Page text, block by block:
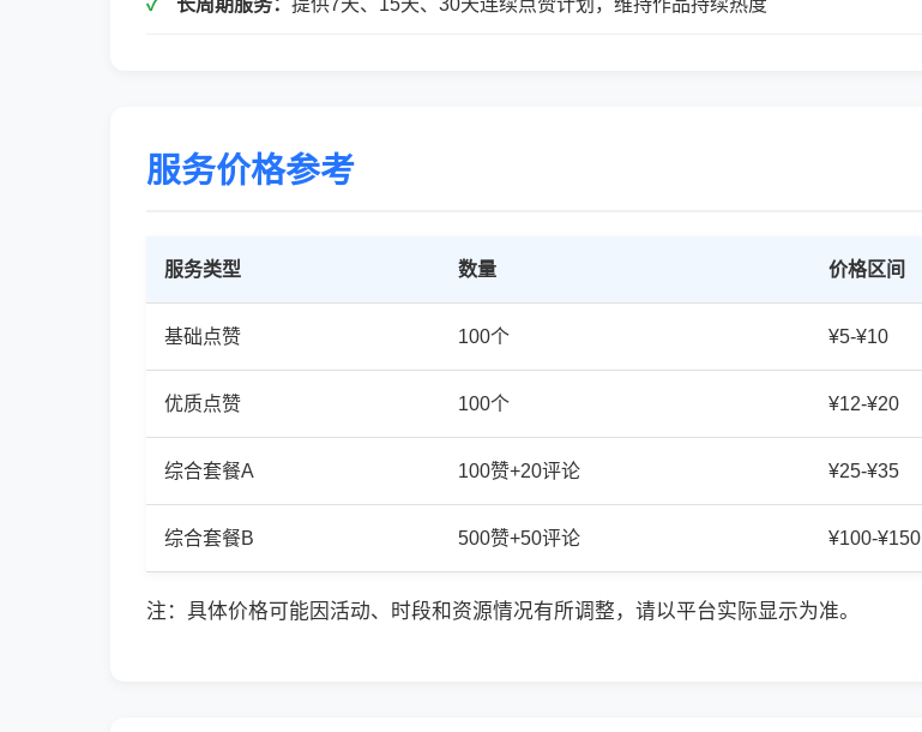
长周期服务： 提供7天、15天、30天连续点赞计划，维持作品持续热度
服务价格参考
服务类型 数量 价格区间
基础点赞 100个 ¥5-¥10
优质点赞 100个 ¥12-¥20
综合套餐A 100赞+20评论 ¥25-¥35
综合套餐B 500赞+50评论 ¥100-¥150
注：具体价格可能因活动、时段和资源情况有所调整，请以平台实际显示为准。